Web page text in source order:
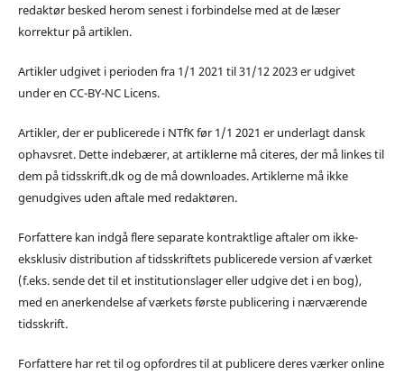
redaktør besked herom senest i forbindelse med at de læser
korrektur på artiklen.
Artikler udgivet i perioden fra 1/1 2021 til 31/12 2023 er udgivet
under en CC-BY-NC Licens.
Artikler, der er publicerede i NTfK før 1/1 2021 er underlagt dansk
ophavsret. Dette indebærer, at artiklerne må citeres, der må linkes til
dem på tidsskrift.dk og de må downloades. Artiklerne må ikke
genudgives uden aftale med redaktøren.
Forfattere kan indgå flere separate kontraktlige aftaler om ikke-
eksklusiv distribution af tidsskriftets publicerede version af værket
(f.eks. sende det til et institutionslager eller udgive det i en bog),
med en anerkendelse af værkets første publicering i nærværende
tidsskrift.
Forfattere har ret til og opfordres til at publicere deres værker online